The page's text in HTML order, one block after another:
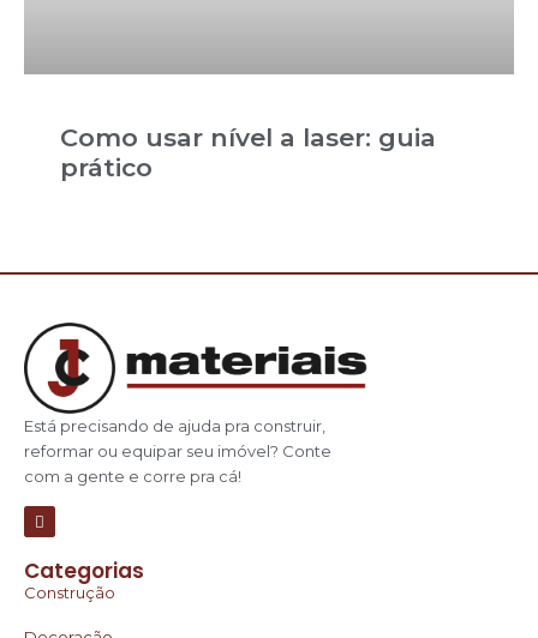
Como usar nível a laser: guia
prático
Está precisando de ajuda pra construir,
reformar ou equipar seu imóvel? Conte
com a gente e corre pra cá!
Categorias
Construção